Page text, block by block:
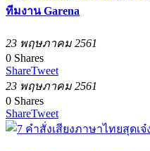
ทีมงาน Garena
23 พฤษภาคม 2561
0 Shares
ShareTweet
23 พฤษภาคม 2561
0 Shares
ShareTweet